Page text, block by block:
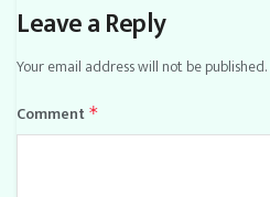
Leave a Reply
Your email address will not be published.
Comment *